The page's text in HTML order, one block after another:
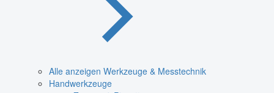
Alle anzeigen Werkzeuge & Messtechnik
Handwerkzeuge